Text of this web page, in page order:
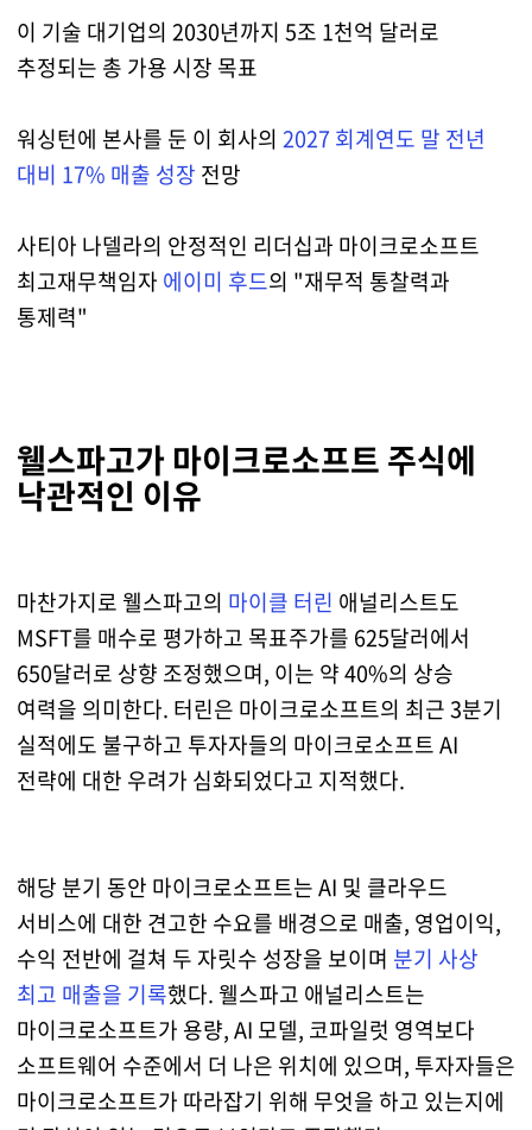
이 기술 대기업의 2030년까지 5조 1천억 달러로
추정되는 총 가용 시장 목표
워싱턴에 본사를 둔 이 회사의 2027 회계연도 말 전년
대비 17% 매출 성장 전망
사티아 나델라의 안정적인 리더십과 마이크로소프트
최고재무책임자 에이미 후드의 "재무적 통찰력과
통제력"
웰스파고가 마이크로소프트 주식에
낙관적인 이유
마찬가지로 웰스파고의 마이클 터린 애널리스트도
MSFT를 매수로 평가하고 목표주가를 625달러에서
650달러로 상향 조정했으며, 이는 약 40%의 상승
여력을 의미한다. 터린은 마이크로소프트의 최근 3분기
실적에도 불구하고 투자자들의 마이크로소프트 AI
전략에 대한 우려가 심화되었다고 지적했다.
해당 분기 동안 마이크로소프트는 AI 및 클라우드
서비스에 대한 견고한 수요를 배경으로 매출, 영업이익,
수익 전반에 걸쳐 두 자릿수 성장을 보이며 분기 사상
최고 매출을 기록했다. 웰스파고 애널리스트는
마이크로소프트가 용량, AI 모델, 코파일럿 영역보다
소프트웨어 수준에서 더 나은 위치에 있으며, 투자자들은
마이크로소프트가 따라잡기 위해 무엇을 하고 있는지에